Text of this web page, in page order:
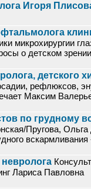
Игоря
микрохирургии
о детском
детского
рефлюксов,
Максим
по грудному
Пругова,
вскармливания
невролога
Лариса Павловна